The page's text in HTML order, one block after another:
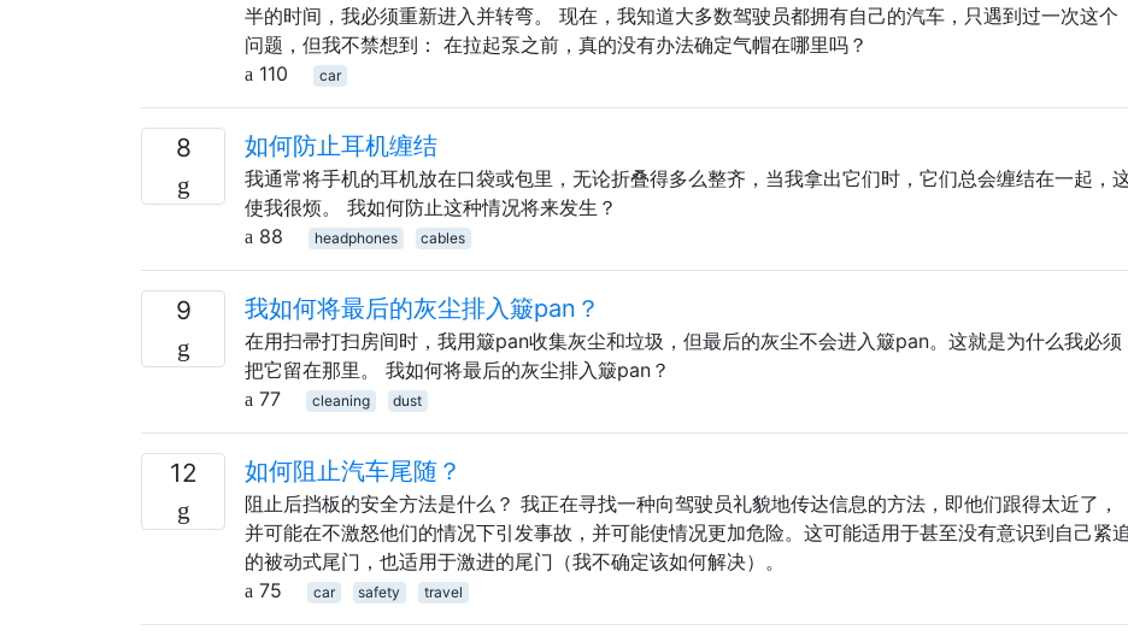
半的时间，我必须重新进入并转弯。 现在，我知道大多数驾驶员都拥有自己的汽车，只遇到过一次这个
问题，但我不禁想到： 在拉起泵之前，真的没有办法确定气帽在哪里吗？
110
car
8 如何防止耳机缠结
我通常将手机的耳机放在口袋或包里，无论折叠得多么整齐，当我拿出它们时，它们总会缠结在一起，
使我很烦。 我如何防止这种情况将来发生？
88
headphones cables
9 我如何将最后的灰尘排入簸pan？
在用扫帚打扫房间时，我用簸pan收集灰尘和垃圾，但最后的灰尘不会进入簸pan。这就是为什么我必须
把它留在那里。 我如何将最后的灰尘排入簸pan？
77
cleaning dust
12 如何阻止汽车尾随？
阻止后挡板的安全方法是什么？ 我正在寻找一种向驾驶员礼貌地传达信息的方法，即他们跟得太近了，
并可能在不激怒他们的情况下引发事故，并可能使情况更加危险。这可能适用于甚至没有意识到自己紧追
的被动式尾门，也适用于激进的尾门（我不确定该如何解决）。
75
car safety travel